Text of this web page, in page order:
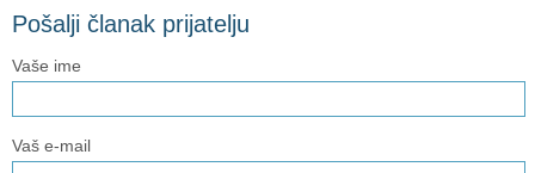
Pošalji članak prijatelju
Vaše ime
Vaš e-mail